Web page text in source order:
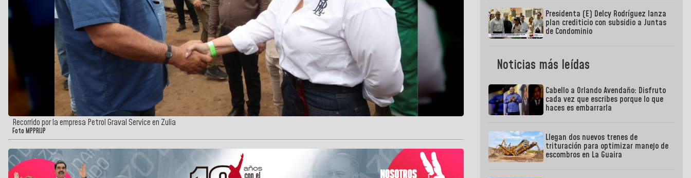
Recorrido por la empresa Petrol Graval Service en Zulia
Foto MPPRIJP
Presidenta (E) Delcy Rodríguez lanza
plan crediticio con subsidio a Juntas
de Condominio
Noticias más leídas
Cabello a Orlando Avendaño: Disfruto
cada vez que escribes porque lo que
haces es embarrarla
Llegan dos nuevos trenes de
trituración para optimizar manejo de
escombros en La Guaira